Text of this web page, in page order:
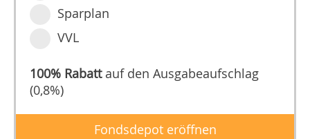
Sparplan
VVL
100% Rabattauf den Ausgabeaufschlag
(0,8%)
Fondsdepot eröffnen